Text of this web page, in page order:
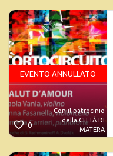
0
EVENTO ANNULLATO
Con il patrocinio
della CITTÀ DI
MATERA